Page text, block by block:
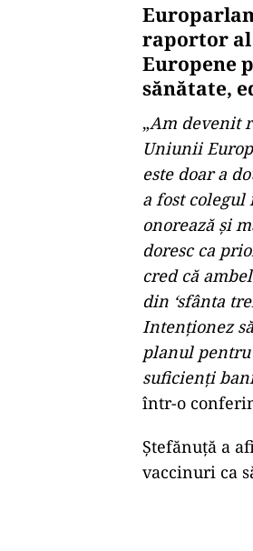
raportor al
Europene
sănătate,
„Am devenit
Uniunii
este doar a
a fost colegul
onorează şi
doresc ca
cred că
din ‘sfânta
Intenţionez
planul pentru
suficienţi
într-o
Ştefănuţă a
vaccinuri ca